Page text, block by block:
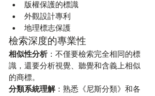
版權保護的標識
外觀設計專利
地理標志保護
檢索深度的專業性
相似性分析：不僅要檢索完全相同的標
識，還要分析視覺、聽覺和含義上相似
的商標。
分類系統理解：熟悉《尼斯分類》和各